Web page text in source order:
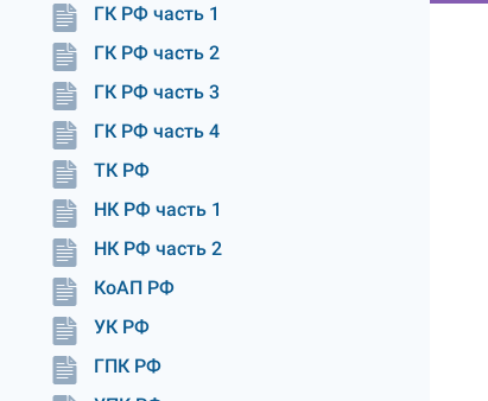
ГК РФ часть 1
ГК РФ часть 2
ГК РФ часть 3
ГК РФ часть 4
ТК РФ
НК РФ часть 1
НК РФ часть 2
КоАП РФ
УК РФ
ГПК РФ